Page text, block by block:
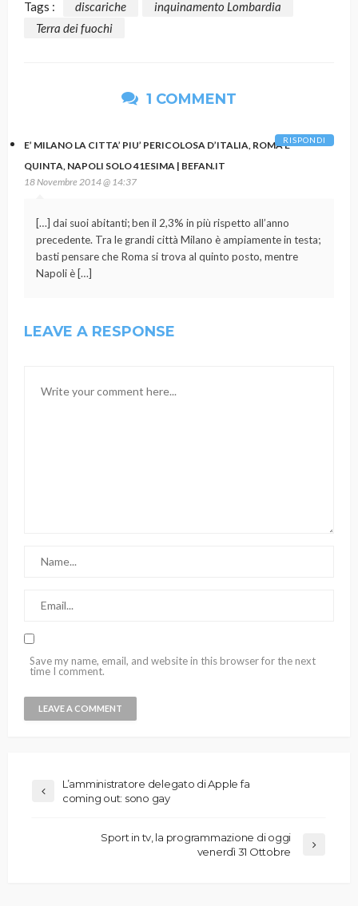
Tags : discariche
inquinamento Lombardia
Terra dei fuochi
1 COMMENT
E’ MILANO LA CITTA’ PIU’ PERICOLOSA D’ITALIA, ROMA E’
QUINTA, NAPOLI SOLO 41ESIMA | BEFAN.IT
18 Novembre 2014 @ 14:37
[…] dai suoi abitanti; ben il 2,3% in più rispetto all’anno
precedente. Tra le grandi città Milano è ampiamente in testa;
basti pensare che Roma si trova al quinto posto, mentre
Napoli è […]
RISPONDI
LEAVE A RESPONSE
Save my name, email, and website in this browser for the next
time I comment.
L’amministratore delegato di Apple fa
coming out: sono gay
Sport in tv, la programmazione di oggi
venerdì 31 Ottobre